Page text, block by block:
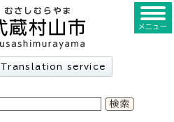
Translation service
メニュー